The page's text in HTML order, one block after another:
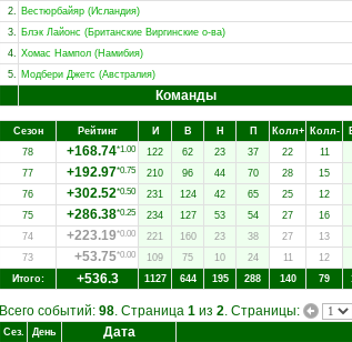
2. Вестюрбайяр (Исландия)
3. Блэк Лайонс (Британские Виргинские о-ва)
4. Хомас Нампол (Намибия)
5. Модбери Джетс (Австралия)
Команды
Сезон Рейтинг И В Н П Колл+ Колл-
78
+168.74*1.00 122 62 23 37 22 11
77
+192.97*0.75 210 96 44 70 28 15
76
+302.52*0.50 231 124 42 65 25 12
75
+286.38*0.25 234 127 53 54 27 16
74
+223.19*0.00 221 160 23 38 27 13
73
+53.75*0.00 109 75 10 24 11 12
Итого:
+536.3 1127 644 195 288 140 79
Всего событий: 98. Страница 1 из 2. Страницы:
Сез. День Дата